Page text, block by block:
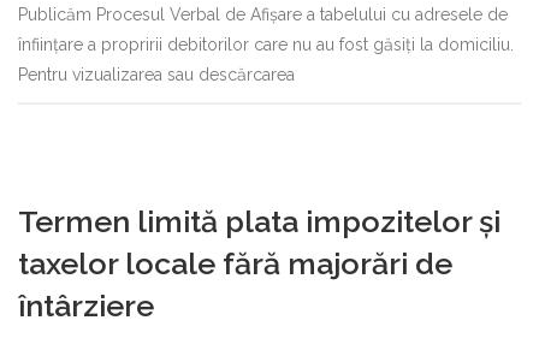
Publicăm Procesul Verbal de Afișare a tabelului cu adresele de
înființare a propririi debitorilor care nu au fost găsiți la domiciliu.
Pentru vizualizarea sau descărcarea
Termen limită plata impozitelor și
taxelor locale fără majorări de
întârziere